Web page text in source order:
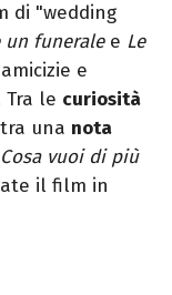
di "wedding
funeralee Le
e
le curiosità
una nota
Cosa vuoi di più
il film in